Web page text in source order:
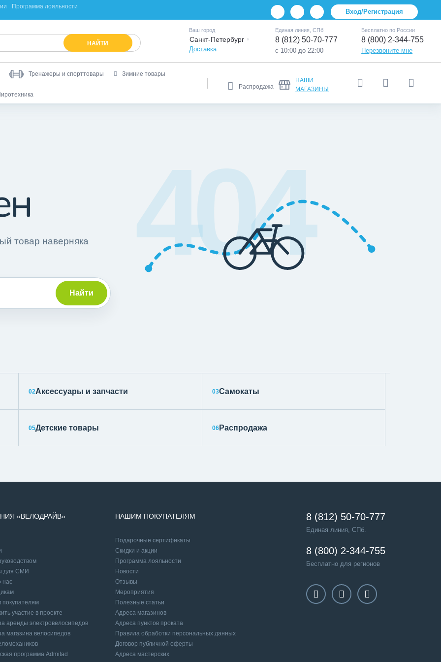
Программа лояльности
Вход/Регистрация
НАЙТИ
Ваш город
Санкт-Петербург
Доставка
Единая линия, СПб
8 (812) 50-70-777
с 10:00 до 22:00
Бесплатно по России
8 (800) 2-344-755
Перезвоните мне
Тренажеры и спорттовары Зимние товары
Распродажа
НАШИ
МАГАЗИНЫ
товар наверняка
Найти
404
02Аксессуары и запчасти 03Самокаты
05Детские товары 06Распродажа
«ВЕЛОДРАЙВ»
для СМИ
нас
участие в проекте
аренды электровелосипедов
магазина велосипедов
программа Admitad
НАШИМ ПОКУПАТЕЛЯМ
Подарочные сертификаты
Cкидки и акции
Программа лояльности
Новости
Отзывы
Мероприятия
Полезные статьи
Адреса магазинов
Адреса пунктов проката
Правила обработки персональных данных
Договор публичной оферты
Адреса мастерских
8 (812) 50-70-777
Единая линия, СПб.
8 (800) 2-344-755
Бесплатно для регионов